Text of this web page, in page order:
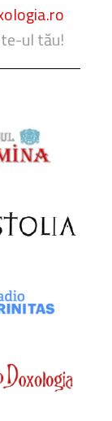
ul tău!